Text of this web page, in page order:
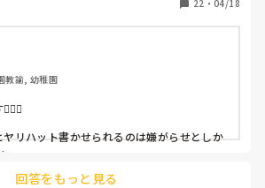
を練って書き込むようにと。
を考えさせられること多数
拘束されて辛いです
か?
22 ・ 04/18
教諭, 幼稚園
リハット書かせられるのは嫌がらせとしか
回答をもっと見る